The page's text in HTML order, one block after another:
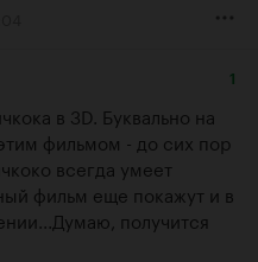
1
в 3D. Буквально на
фильмом - до сих пор
всегда умеет
фильм еще покажут и в
получится